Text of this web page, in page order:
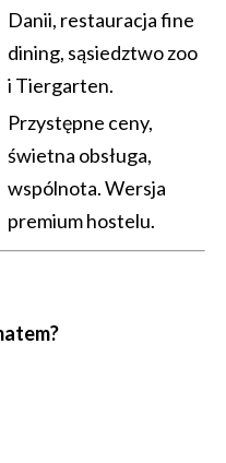
Danii, restauracja fine
dining, sąsiedztwo zoo
i Tiergarten.
Przystępne ceny,
świetna obsługa,
wspólnota. Wersja
premium hostelu.